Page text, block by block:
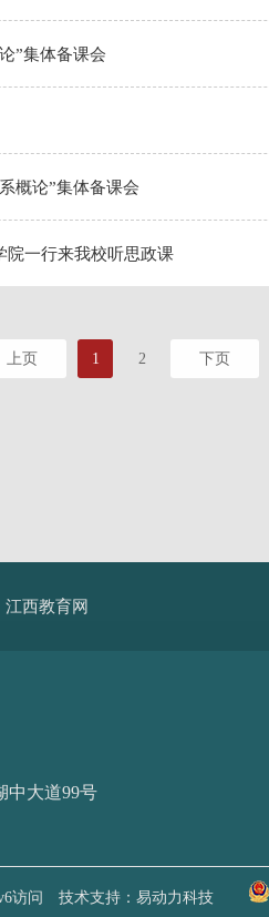
”集体备课会
概论”集体备课会
院一行来我校听思政课
上页 1 2 下页
江西教育网
中大道99号
访问 技术支持：易动力科技